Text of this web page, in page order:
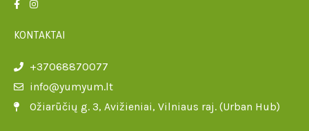
KONTAKTAI
+37068870077
info@yumyum.lt
Ožiarūčių g. 3, Avižieniai, Vilniaus raj. (Urban Hub)